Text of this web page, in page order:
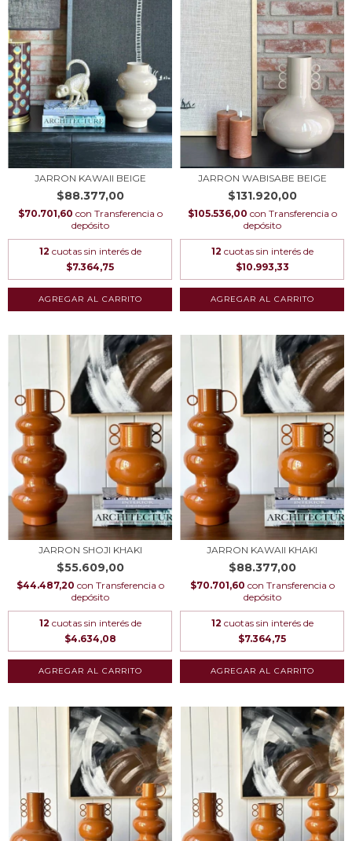
JARRON KAWAII BEIGE
$88.377,00
$70.701,60 con Transferencia o
depósito
12 cuotas sin interés de
$7.364,75
JARRON WABISABE BEIGE
$131.920,00
$105.536,00 con Transferencia o
depósito
12 cuotas sin interés de
$10.993,33
JARRON SHOJI KHAKI
$55.609,00
$44.487,20 con Transferencia o
depósito
12 cuotas sin interés de
$4.634,08
JARRON KAWAII KHAKI
$88.377,00
$70.701,60 con Transferencia o
depósito
12 cuotas sin interés de
$7.364,75